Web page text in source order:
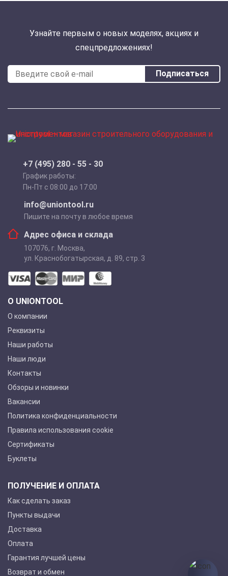
Узнайте первым о новых моделях, акциях и
спецпредложениях!
Подписаться
+7 (495) 280 - 55 - 30
График работы:
Пн-Пт с 08:00 до 17:00
info@uniontool.ru
Пишите на почту в любое время
Адрес офиса и склада
107076, г. Москва,
ул. Краснобогатырская, д. 89, стр. 3
О UNIONTOOL
О компании
Реквизиты
Наши работы
Наши люди
Контакты
Обзоры и новинки
Вакансии
Политика конфиденциальности
Правила использования cookie
Сертификаты
Буклеты
ПОЛУЧЕНИЕ И ОПЛАТА
Как сделать заказ
Пункты выдачи
Доставка
Оплата
Гарантия лучшей цены
Возврат и обмен